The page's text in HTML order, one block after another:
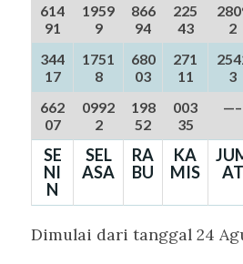
614
91
1959
9
866
94
225
43
2
344
17
1751
8
680
03
271
11
3
662
07
0992
2
198
52
003
35
—–
SE
NI
N
SEL
ASA
RA
BU
KA
MIS
AT
Dimulai dari tanggal 24